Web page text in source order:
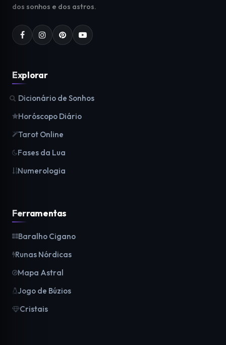
dos sonhos e dos astros.
Explorar
Dicionário de Sonhos
Horóscopo Diário
Tarot Online
Fases da Lua
Numerologia
Ferramentas
Baralho Cigano
Runas Nórdicas
Mapa Astral
Jogo de Búzios
Cristais